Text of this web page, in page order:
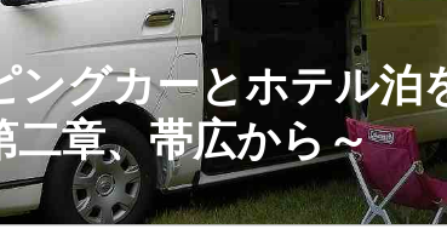
ングカーとホテル
二章、帯広から～